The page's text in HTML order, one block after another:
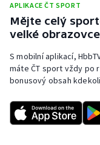
APLIKACE ČT SPORT
Mějte celý
velké
S mobilní aplikací,
máte ČT sport vždy po
bonusový obsah